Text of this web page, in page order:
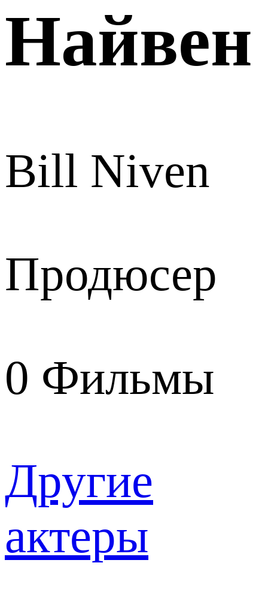
Найвен
Bill Niven
Продюсер
0 Фильмы
Другие
актеры